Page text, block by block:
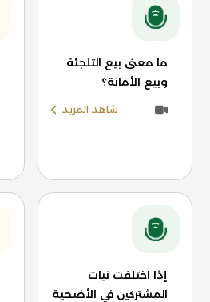
ما معنى بيع التلجئة
وبيع الأمانة؟
شاهد المزيد
إذا اختلفت نيات
المشتركين في الأضحية